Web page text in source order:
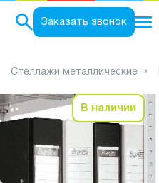
Заказать звонок
Стеллажи металлические
В наличии